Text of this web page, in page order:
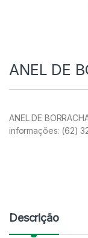
ANEL DE
ANEL DE
informações: (62)
Descrição